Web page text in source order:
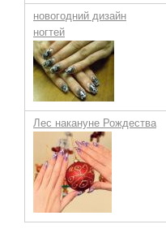
новогодний дизайн
ногтей
Лес накануне Рождества